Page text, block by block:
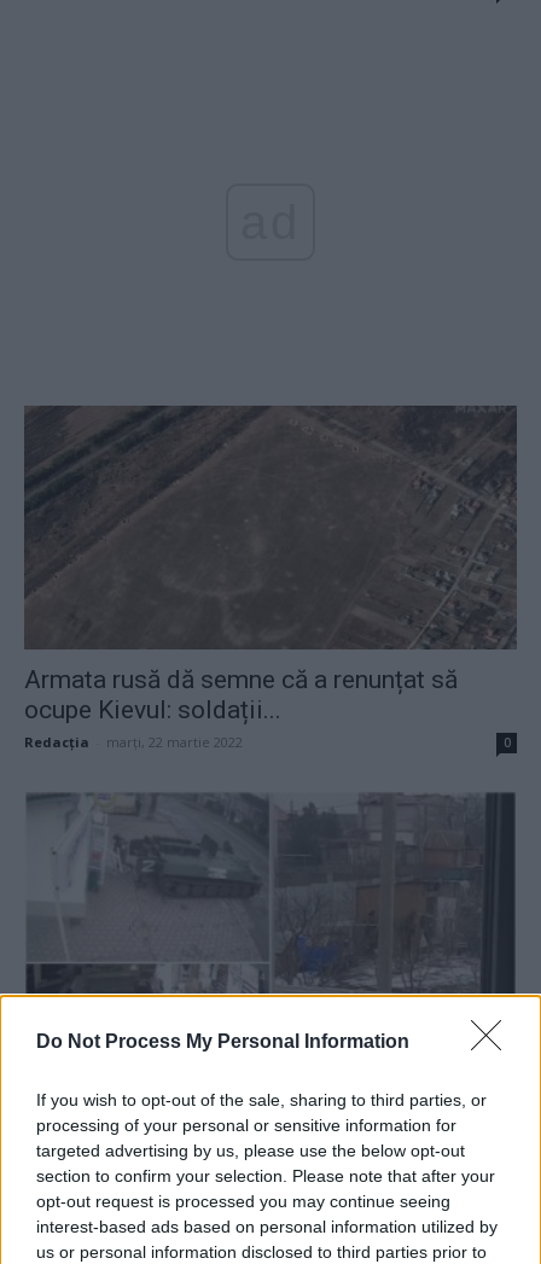
Do Not Process My Personal Information
If you wish to opt-out of the sale, sharing to third parties, or
processing of your personal or sensitive information for
targeted advertising by us, please use the below opt-out
section to confirm your selection. Please note that after your
opt-out request is processed you may continue seeing
interest-based ads based on personal information utilized by
us or personal information disclosed to third parties prior to
Armata rusă dă semne că a renunțat să
ocupe Kievul: soldații...
Redacţia marți, 22 martie 2022 0
„extremiști”, rușii „eliberează” magazinele
de...
Matei Udrea - luni, 14 martie 2022